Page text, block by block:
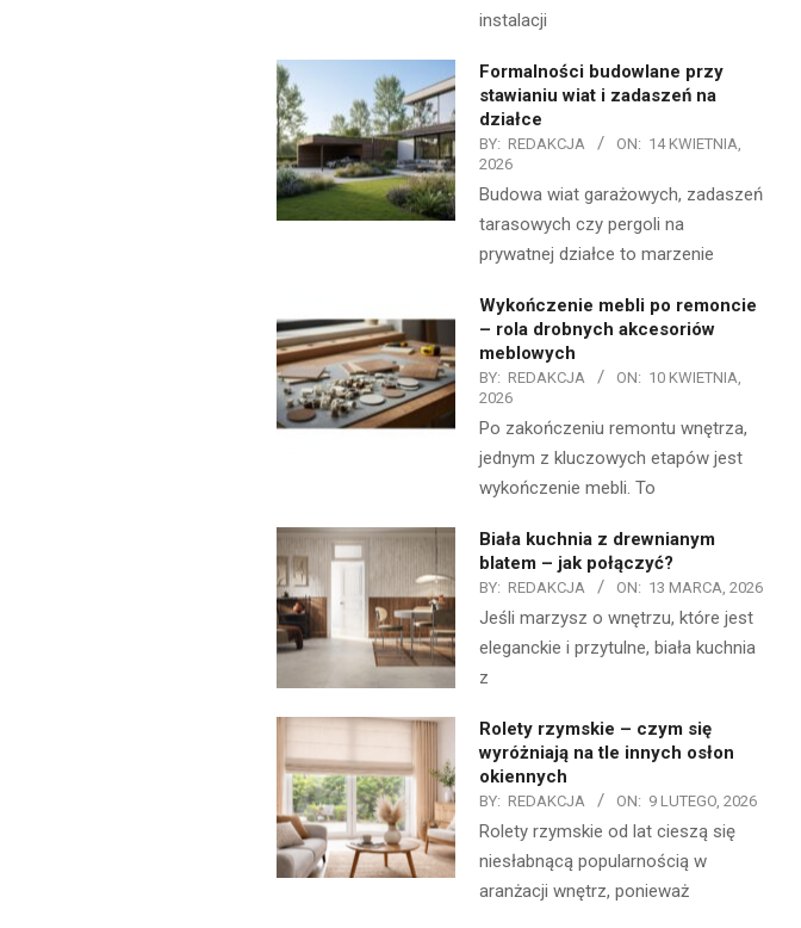
instalacji
Formalności budowlane przy
stawianiu wiat i zadaszeń na
działce
BY: REDAKCJA ON: 14 KWIETNIA,
2026
Budowa wiat garażowych, zadaszeń
tarasowych czy pergoli na
prywatnej działce to marzenie
Wykończenie mebli po remoncie
– rola drobnych akcesoriów
meblowych
BY: REDAKCJA ON: 10 KWIETNIA,
2026
Po zakończeniu remontu wnętrza,
jednym z kluczowych etapów jest
wykończenie mebli. To
Biała kuchnia z drewnianym
blatem – jak połączyć?
BY: REDAKCJA ON: 13 MARCA, 2026
Jeśli marzysz o wnętrzu, które jest
eleganckie i przytulne, biała kuchnia
z
Rolety rzymskie – czym się
wyróżniają na tle innych osłon
okiennych
BY: REDAKCJA ON: 9 LUTEGO, 2026
Rolety rzymskie od lat cieszą się
niesłabnącą popularnością w
aranżacji wnętrz, ponieważ